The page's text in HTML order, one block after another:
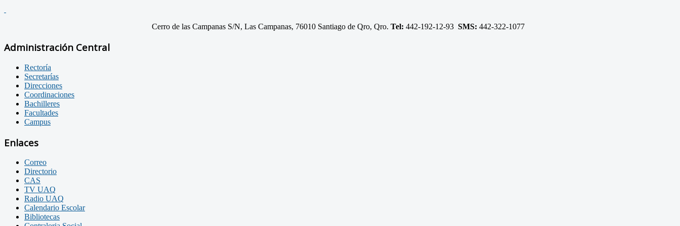
Cerro de las Campanas S/N, Las Campanas, 76010 Santiago de Qro, Qro. Tel: 442-192-12-93 SMS: 442-322-1077
Administración Central
Rectoría
Secretarías
Direcciones
Coordinaciones
Bachilleres
Facultades
Campus
Enlaces
Correo
Directorio
CAS
TV UAQ
Radio UAQ
Calendario Escolar
Bibliotecas